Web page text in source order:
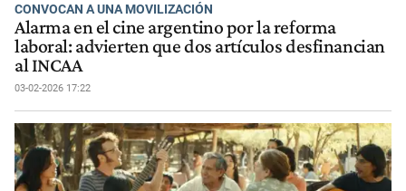
CONVOCAN A UNA MOVILIZACIÓN
Alarma en el cine argentino por la reforma
laboral: advierten que dos artículos desfinancian
al INCAA
03-02-2026 17:22